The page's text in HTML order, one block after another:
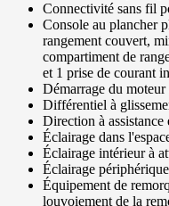
Connectivité sans fil
Console au plancher
rangement couvert,
compartiment de
et 1 prise de courant
Démarrage du
Différentiel à
Direction à
Éclairage dans
Éclairage intérieur à
Éclairage périphérique
Équipement de
louvoiement de la